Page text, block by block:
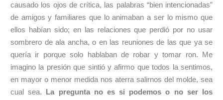
causado los ojos de crítica, las palabras “bien intencionadas”
de amigos y familiares que lo animaban a ser lo mismo que
ellos habían sido; en las relaciones que perdió por no usar
sombrero de ala ancha, o en las reuniones de las que ya se
quería ir porque solo hablaban de robar y tomar ron. Me
imagino la presión que sintió y afirmo que todos la sentimos,
en mayor o menor medida nos aterra salirnos del molde, sea
cual sea. La pregunta no es si podemos o no ser los